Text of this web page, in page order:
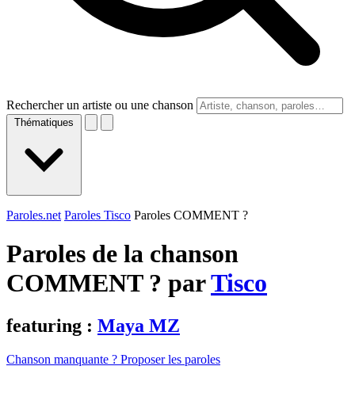
Rechercher un artiste ou une chanson
Thématiques
Paroles.net Paroles Tisco Paroles COMMENT ?
Paroles de la chanson
COMMENT ? parTisco
featuring : Maya MZ
Chanson manquante ? Proposer les paroles